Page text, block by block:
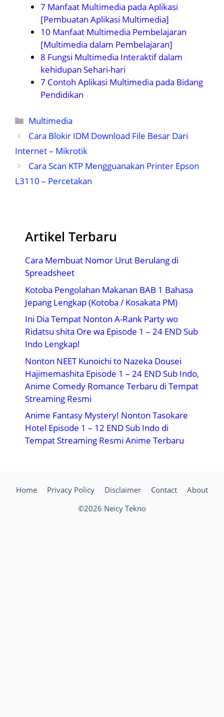
7 Manfaat Multimedia pada Aplikasi
[Pembuatan Aplikasi Multimedia]
10 Manfaat Multimedia Pembelajaran
[Multimedia dalam Pembelajaran]
8 Fungsi Multimedia Interaktif dalam
kehidupan Sehari-hari
7 Contoh Aplikasi Multimedia pada Bidang
Pendidikan
Kategori
Multimedia
Cara Blokir IDM Download File Besar Dari
Internet – Mikrotik
Cara Scan KTP Mengguanakan Printer Epson
L3110 – Percetakan
Artikel Terbaru
Cara Membuat Nomor Urut Berulang di
Spreadsheet
Kotoba Pengolahan Makanan BAB 1 Bahasa
Jepang Lengkap (Kotoba / Kosakata PM)
Ini Dia Tempat Nonton A-Rank Party wo
Ridatsu shita Ore wa Episode 1 – 24 END Sub
Indo Lengkap!
Nonton NEET Kunoichi to Nazeka Dousei
Hajimemashita Episode 1 – 24 END Sub Indo,
Anime Comedy Romance Terbaru di Tempat
Streaming Resmi
Anime Fantasy Mystery! Nonton Tasokare
Hotel Episode 1 – 12 END Sub Indo di
Tempat Streaming Resmi Anime Terbaru
Home Privacy Policy Disclaimer Contact
About
©2026 Neicy Tekno